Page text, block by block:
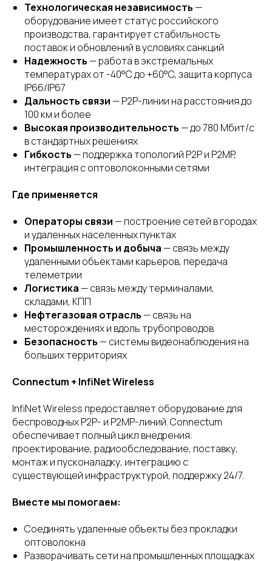
Технологическая независимость —
оборудование имеет статус российского
производства, гарантирует стабильность
поставок и обновлений в условиях санкций
Надежность — работа в экстремальных
температурах от -40°C до +60°C, защита корпуса
IP66/IP67
Дальность связи — P2P-линии на расстояния до
100 км и более
Высокая производительность — до 780 Мбит/с
в стандартных решениях
Гибкость — поддержка топологий P2P и P2MP,
интеграция с оптоволоконными сетями
Где применяется
Операторы связи — построение сетей в городах
и удаленных населенных пунктах
Промышленность и добыча — связь между
удаленными объектами карьеров, передача
телеметрии
Логистика — связь между терминалами,
складами, КПП
Нефтегазовая отрасль — связь на
месторождениях и вдоль трубопроводов
Безопасность — системы видеонаблюдения на
больших территориях
Connectum + InfiNet Wireless
InfiNet Wireless предоставляет оборудование для
беспроводных P2P- и P2MP-линий. Connectum
обеспечивает полный цикл внедрения:
проектирование, радиообследование, поставку,
монтаж и пусконаладку, интеграцию с
существующей инфраструктурой, поддержку 24/7.
Вместе мы помогаем:
Соединять удаленные объекты без прокладки
оптоволокна
Разворачивать сети на промышленных площадках